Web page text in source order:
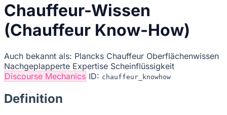
Chauffeur-Wissen
(Chauffeur Know-How)
Auch bekannt als: Plancks Chauffeur Oberflächenwissen
Nachgeplapperte Expertise Scheinflüssigkeit
Discourse Mechanics ID: chauffeur_knowhow
Definition